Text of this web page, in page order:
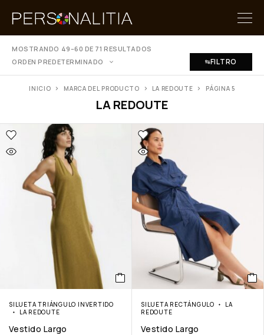
MOSTRANDO 49–60 DE 71 RESULTADOS
ORDEN PREDETERMINADO
FILTRO
LA REDOUTE
INICIO MARCA DEL PRODUCTO LA REDOUTE PÁGINA 5
SILUETA TRIÁNGULO INVERTIDO
LA REDOUTE
Vestido Largo
SILUETA RECTÁNGULO
LA
REDOUTE
Vestido Largo